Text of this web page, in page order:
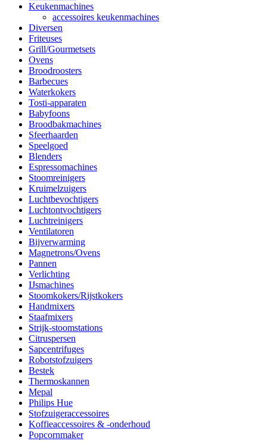
Keukenmachines
accessoires keukenmachines
Diversen
Friteuses
Grill/Gourmetsets
Ovens
Broodroosters
Barbecues
Waterkokers
Tosti-apparaten
Babyfoons
Broodbakmachines
Sfeerhaarden
Speelgoed
Blenders
Espressomachines
Stoomreinigers
Kruimelzuigers
Luchtbevochtigers
Luchtontvochtigers
Luchtreinigers
Ventilatoren
Bijverwarming
Magnetrons/Ovens
Pannen
Verlichting
IJsmachines
Stoomkokers/Rijstkokers
Handmixers
Staafmixers
Strijk-stoomstations
Citruspersen
Sapcentrifuges
Robotstofzuigers
Bestek
Thermoskannen
Mepal
Philips Hue
Stofzuigeraccessoires
Koffieaccessoires & -onderhoud
Popcornmaker